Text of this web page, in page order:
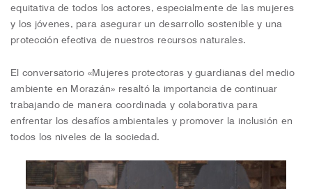
equitativa de todos los actores, especialmente de las mujeres
y los jóvenes, para asegurar un desarrollo sostenible y una
protección efectiva de nuestros recursos naturales.
El conversatorio «Mujeres protectoras y guardianas del medio
ambiente en Morazán» resaltó la importancia de continuar
trabajando de manera coordinada y colaborativa para
enfrentar los desafíos ambientales y promover la inclusión en
todos los niveles de la sociedad.